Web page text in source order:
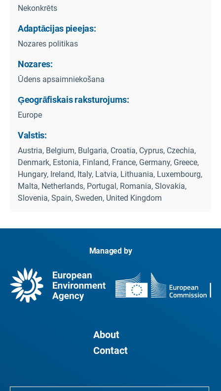
Nekonkrēts
Adaptācijas pieejas:
Nozares politikas
Nozares:
Ūdens apsaimniekošana
Ģeogrāfiskais raksturojums:
Europe
Valstis:
Austria, Belgium, Bulgaria, Croatia, Cyprus, Czechia,
Denmark, Estonia, Finland, France, Germany, Greece,
Hungary, Ireland, Italy, Latvia, Lithuania, Luxembourg,
Malta, Netherlands, Portugal, Romania, Slovakia,
Slovenia, Spain, Sweden, United Kingdom
Managed by
About
Contact